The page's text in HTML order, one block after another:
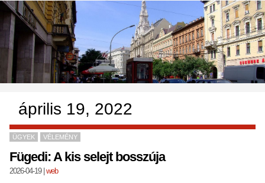
április 19, 2022
ÜGYEK VÉLEMÉNY
Fügedi: A kis selejt bosszúja
2026-04-19| web